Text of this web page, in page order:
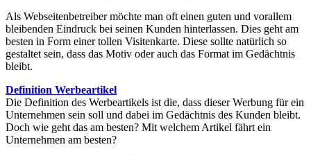
Als Webseitenbetreiber möchte man oft einen guten und vorallem
bleibenden Eindruck bei seinen Kunden hinterlassen. Dies geht am
besten in Form einer tollen Visitenkarte. Diese sollte natürlich so
gestaltet sein, dass das Motiv oder auch das Format im Gedächtnis
bleibt.
Definition Werbeartikel
Die Definition des Werbeartikels ist die, dass dieser Werbung für ein
Unternehmen sein soll und dabei im Gedächtnis des Kunden bleibt.
Doch wie geht das am besten? Mit welchem Artikel fährt ein
Unternehmen am besten?